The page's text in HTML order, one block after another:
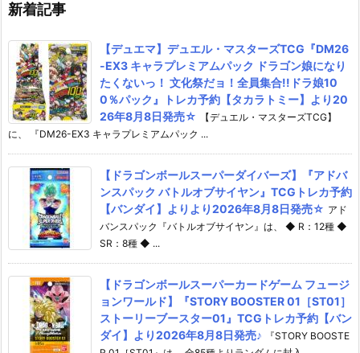
新着記事
【デュエマ】デュエル・マスターズTCG『DM26
-EX3 キャラプレミアムパック ドラゴン娘になり
たくないっ！ 文化祭だョ！全員集合!!ドラ娘10
0％パック』トレカ予約【タカラトミー】より20
26年8月8日発売☆
【デュエル・マスターズTCG】
に、 『DM26-EX3 キャラプレミアムパック ...
【ドラゴンボールスーパーダイバーズ】『アドバ
ンスパック バトルオブサイヤン』TCGトレカ予約
【バンダイ】よりより2026年8月8日発売☆ アド
バンスパック『バトルオブサイヤン』は、 ◆ R：12種 ◆
SR：8種 ◆ ...
【ドラゴンボールスーパーカードゲーム フュージ
ョンワールド】『STORY BOOSTER 01［ST01］
ストーリーブースター01』TCGトレカ予約【バン
ダイ】より2026年8月8日発売♪
『STORY BOOSTE